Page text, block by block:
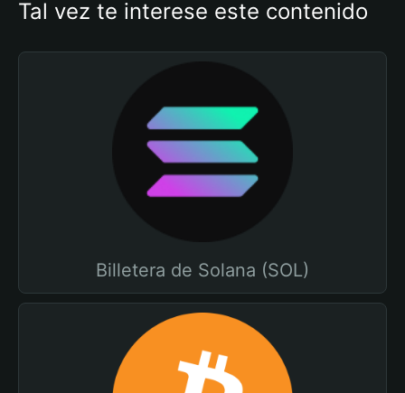
Tal vez te interese este contenido
Billetera de Solana (SOL)